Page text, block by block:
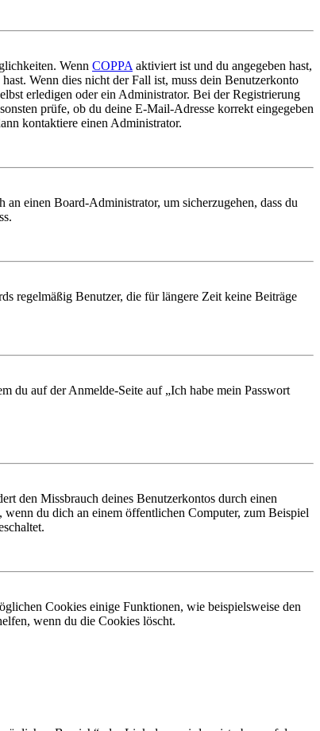
Wenn COPPA aktiviert ist und du angegeben hast,
Wenn dies nicht der Fall ist, muss dein Benutzerkonto
erledigen oder ein Administrator. Bei der Registrierung
prüfe, ob du deine E-Mail-Adresse korrekt eingegeben
kontaktiere einen Administrator.
einen Board-Administrator, um sicherzugehen, dass du
regelmäßig Benutzer, die für längere Zeit keine Beiträge
du auf der Anmelde-Seite auf „Ich habe mein Passwort
den Missbrauch deines Benutzerkontos durch einen
du dich an einem öffentlichen Computer, zum Beispiel
Cookies einige Funktionen, wie beispielsweise den
wenn du die Cookies löscht.